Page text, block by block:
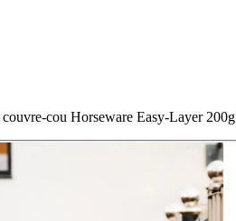
cou Horseware Easy-Layer 200g